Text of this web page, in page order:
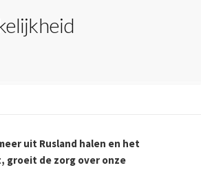
uit Rusland halen en het
groeit de zorg over onze